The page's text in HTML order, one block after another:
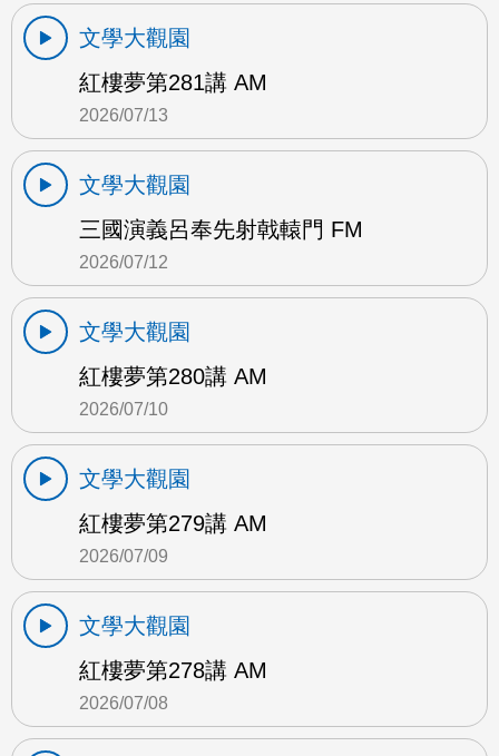
文學大觀園
紅樓夢第281講 AM
2026/07/13
文學大觀園
三國演義呂奉先射戟轅門 FM
2026/07/12
文學大觀園
紅樓夢第280講 AM
2026/07/10
文學大觀園
紅樓夢第279講 AM
2026/07/09
文學大觀園
紅樓夢第278講 AM
2026/07/08